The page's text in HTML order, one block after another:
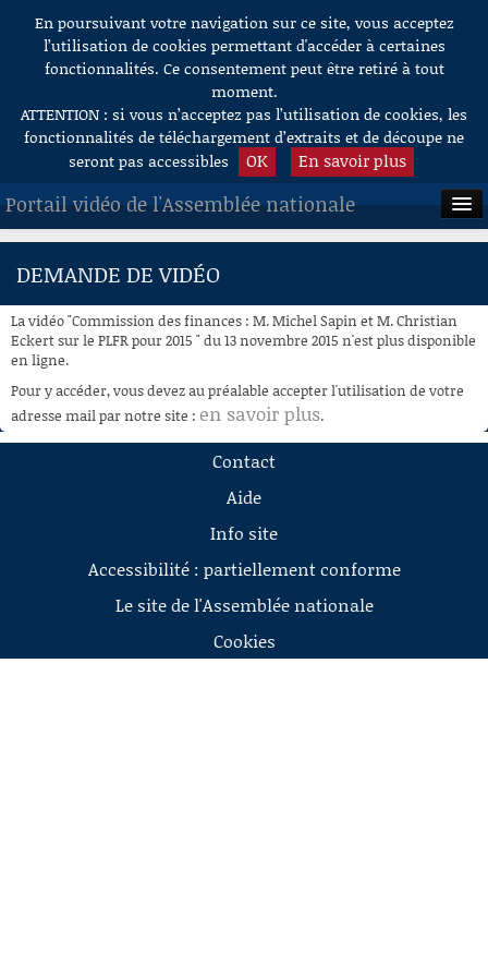
Aller au contenu
En poursuivant votre navigation sur ce site, vous acceptez
l’utilisation de cookies permettant d'accéder à certaines
fonctionnalités. Ce consentement peut être retiré à tout
moment.
ATTENTION : si vous n’acceptez pas l’utilisation de cookies, les
fonctionnalités de téléchargement d’extraits et de découpe ne
seront pas accessibles
OK En savoir plus
Portail vidéo de l'Assemblée nationale
ACCUEIL
À LA DEMANDE
RECHERCHE
AIDE À LA DÉCOUPE
DE VIDÉOS
DEMANDE DE VIDÉO
La vidéo "Commission des finances : M. Michel Sapin et M. Christian
Eckert sur le PLFR pour 2015 " du 13 novembre 2015 n'est plus disponible
en ligne.
Pour y accéder, vous devez au préalable accepter l'utilisation de votre
adresse mail par notre site : en savoir plus.
Contact
Aide
Info site
Accessibilité : partiellement conforme
Le site de l'Assemblée nationale
Cookies